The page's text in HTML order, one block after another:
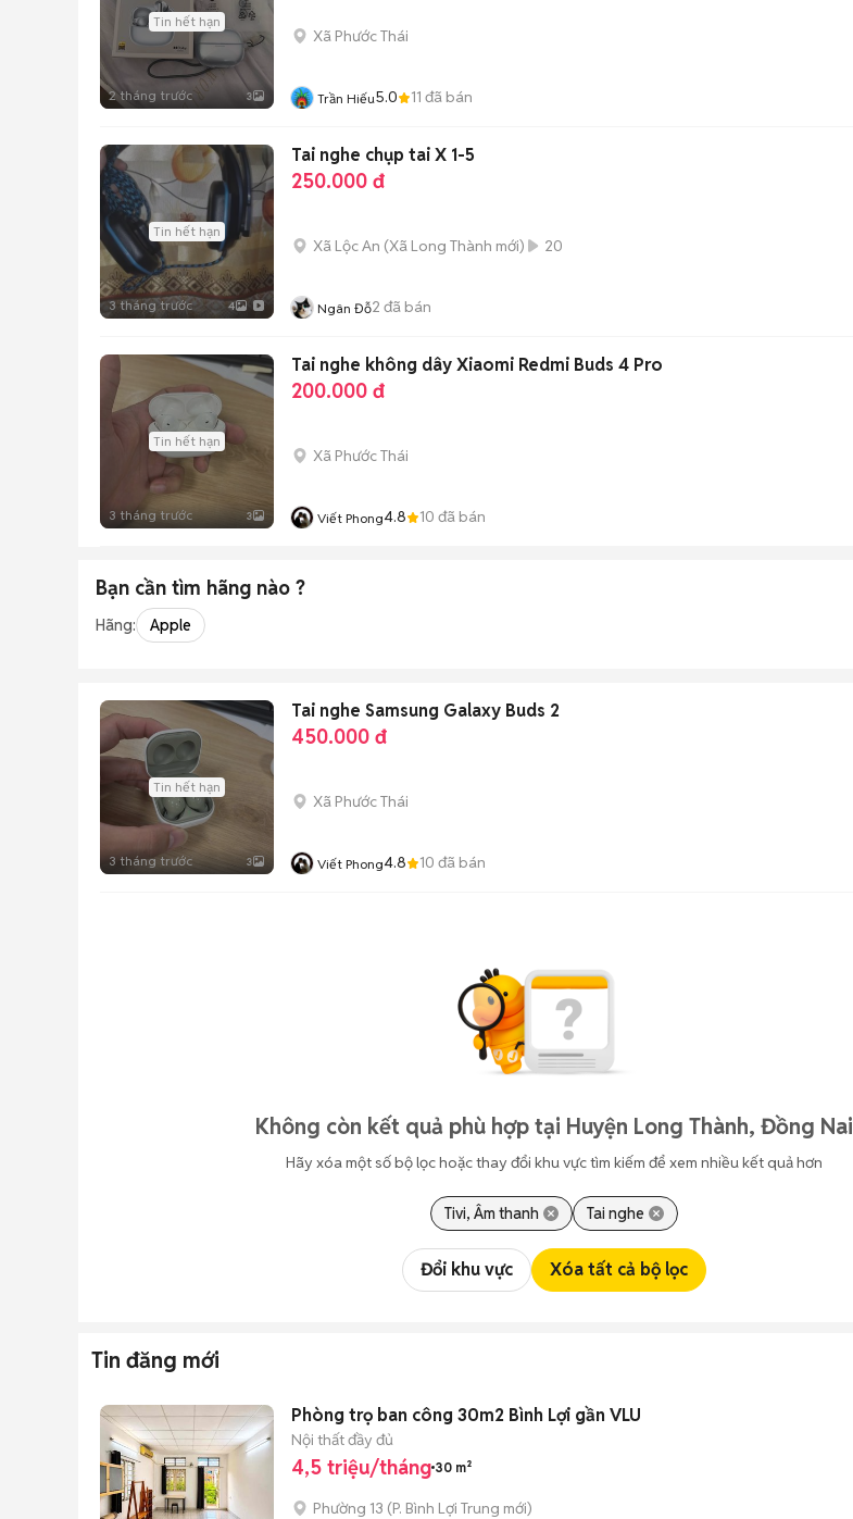
Tin hết hạn
2 tháng trước 3
Xã Phước Thái
Trần Hiếu5.0 11 đã bán
Tin hết hạn
3 tháng trước 4
Tai nghe chụp tai X 1-5
250.000 đ
Xã Lộc An (Xã Long Thành mới) 20
Ngân Đỗ2 đã bán
Tin hết hạn
3 tháng trước 3
Tai nghe không dây Xiaomi Redmi Buds 4 Pro
200.000 đ
Xã Phước Thái
Viết Phong4.8 10 đã bán
Bạn cần tìm hãng nào ?
Hãng: Apple
Tin hết hạn
3 tháng trước 3
Tai nghe Samsung Galaxy Buds 2
450.000 đ
Xã Phước Thái
Viết Phong4.8 10 đã bán
Không còn kết quả phù hợp tại Huyện Long Thành, Đồng Nai
Hãy xóa một số bộ lọc hoặc thay đổi khu vực tìm kiếm để xem nhiều kết quả hơn
Tivi, Âm thanh Tai nghe
Đổi khu vực Xóa tất cả bộ lọc
Tin đăng mới
Phòng trọ ban công 30m2 Bình Lợi gần VLU
Nội thất đầy đủ
4,5 triệu/tháng 30 m²
Phường 13 (P. Bình Lợi Trung mới)